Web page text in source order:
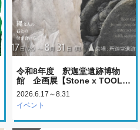
令和8年度 釈迦堂遺跡博物
館 企画展【Stone x TOOL…
2026.6.17～8.31
イベント